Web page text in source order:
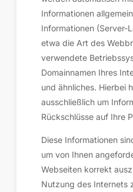
Informationen
Informationen (Server-
etwa die Art des
verwendete
Domainnamen Ihres
und ähnliches. Hierbei
ausschließlich um
Rückschlüsse auf Ihre
Diese Informationen
um von Ihnen
Webseiten korrekt
Nutzung des Internets